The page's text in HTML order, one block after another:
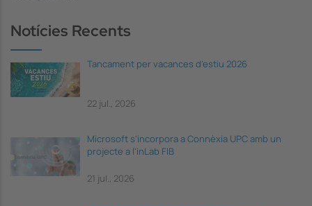
Notícies Recents
Tancament per vacances d'estiu 2026
22 jul., 2026
Microsoft s'incorpora a Connèxia UPC amb un
projecte a l'inLab FIB
21 jul., 2026